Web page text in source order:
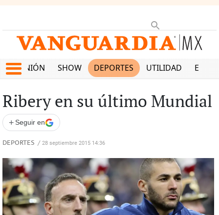
OPINIÓN SHOW DEPORTES UTILIDAD
Ribery en su último Mundial
+ Seguir en
DEPORTES / 28 septiembre 2015 14:36